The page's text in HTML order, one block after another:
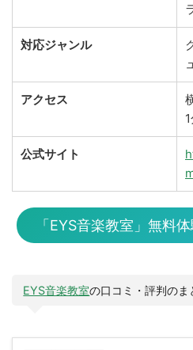
対応ジャンル
アクセス
1
公式サイト
「EYS音楽教室」無料
EYS音楽教室の口コミ・評判のま